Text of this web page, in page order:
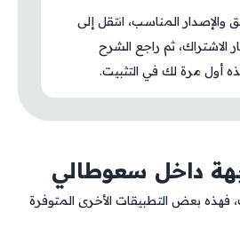
والإصدار المناسب، انتقل إلى
الاشتراك، ثم راجع الشرح
أول مرة لك في التثبيت.
داخل سعوطالي
فهذه بعض التطبيقات الأخرى المتوفرة